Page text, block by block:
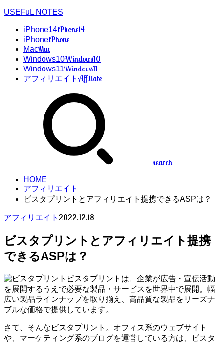
USEFuL NOTES
iPhone14iPhone14
iPhoneiPhone
MacMac
Windows10Windows10
Windows11Windows11
アフィリエイトAffiliate
search
HOME
アフィリエイト
ビスタプリントとアフィリエイト提携できるASPは？
アフィリエイト 2022.12.18
ビスタプリントとアフィリエイト提携
できるASPは？
ビスタプリントは、企業が広告・宣伝活動
を展開するうえで必要な製品・サービスを世界中で展開。幅
広い製品ラインナップを取り揃え、高品質な製品をリーズナ
ブルな価格で提供しています。
さて、そんなビスタプリント。オフィス系のウェブサイト
や、マーケティング系のブログを運営している方は、ビスタ